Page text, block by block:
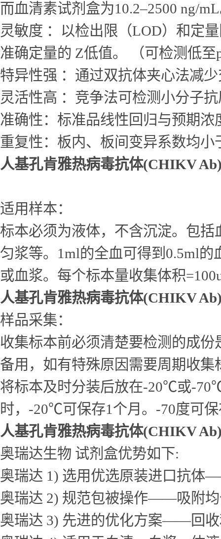
而血清素试剂盒为10.2–2500 ng/
灵敏度 ：以检出限（LOD）和定
准确定量的 Z低值。 （可检测低
特异性强 ：通过双抗体夹心法减
灵活性高 ：竞争法可检测小分子
准确性：标准品线性回归与预期浓
重复性：板内、板间变异系数均小
人基孔肯雅热病毒抗体(CHIKV
适用样本：
标本必须为液体，不含沉淀。包
匀浆等。1ml的全血可得到0.5ml的
或血浆。每个标本量收集体积
人基孔肯雅热病毒抗体(CHIKV
样品采集：
收集标本前必须清楚要检测的成
备用，如有特殊原因需要周期收集
将标本及时分装后放在-20℃或-
时，-20℃可保存1个月。-70度可
人基孔肯雅热病毒抗体(CHIKV
奥瑞达生物 试剂盒优势如下:
奥瑞达 1) 选用优选原装进口抗
奥瑞达 2) 规范包被操作——吸附
奥瑞达 3) 先进的优化方案——回